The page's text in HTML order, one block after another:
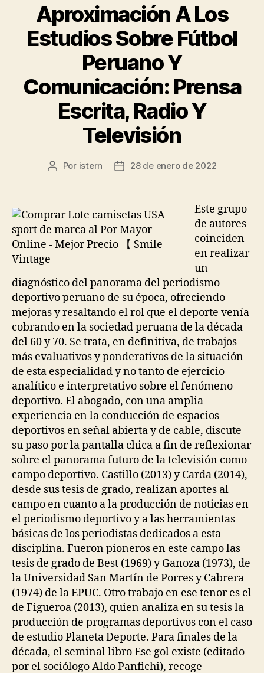
Aproximación A Los
Estudios Sobre Fútbol
Peruano Y
Comunicación: Prensa
Escrita, Radio Y
Televisión
Autor
Por istern
Fecha28 de enero de 2022
Este grupo
de autores
coinciden
en realizar
un
diagnóstico del panorama del periodismo
deportivo peruano de su época, ofreciendo
mejoras y resaltando el rol que el deporte venía
cobrando en la sociedad peruana de la década
del 60 y 70. Se trata, en definitiva, de trabajos
más evaluativos y ponderativos de la situación
de esta especialidad y no tanto de ejercicio
analítico e interpretativo sobre el fenómeno
deportivo. El abogado, con una amplia
experiencia en la conducción de espacios
deportivos en señal abierta y de cable, discute
su paso por la pantalla chica a fin de reflexionar
sobre el panorama futuro de la televisión como
campo deportivo. Castillo (2013) y Carda (2014),
desde sus tesis de grado, realizan aportes al
campo en cuanto a la producción de noticias en
el periodismo deportivo y a las herramientas
básicas de los periodistas dedicados a esta
disciplina. Fueron pioneros en este campo las
tesis de grado de Best (1969) y Ganoza (1973), de
la Universidad San Martín de Porres y Cabrera
(1974) de la EPUC. Otro trabajo en ese tenor es el
de Figueroa (2013), quien analiza en su tesis la
producción de programas deportivos con el caso
de estudio Planeta Deporte. Para finales de la
década, el seminal libro Ese gol existe (editado
por el sociólogo Aldo Panfichi), recoge